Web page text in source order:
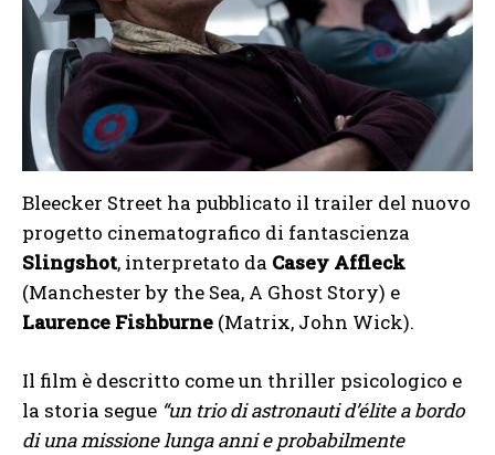
Bleecker Street ha pubblicato il trailer del nuovo
progetto cinematografico di fantascienza
Slingshot, interpretato da Casey Affleck
(Manchester by the Sea, A Ghost Story) e
Laurence Fishburne (Matrix, John Wick).
Il film è descritto come un thriller psicologico e
la storia segue “un trio di astronauti d’élite a bordo
di una missione lunga anni e probabilmente